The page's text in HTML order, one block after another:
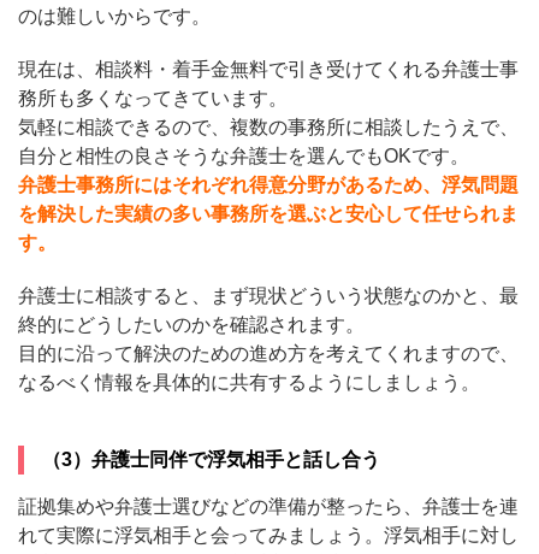
のは難しいからです。
現在は、相談料・着手金無料で引き受けてくれる弁護士事
務所も多くなってきています。
気軽に相談できるので、複数の事務所に相談したうえで、
自分と相性の良さそうな弁護士を選んでもOKです。
弁護士事務所にはそれぞれ得意分野があるため、浮気問題
を解決した実績の多い事務所を選ぶと安心して任せられま
す。
弁護士に相談すると、まず現状どういう状態なのかと、最
終的にどうしたいのかを確認されます。
目的に沿って解決のための進め方を考えてくれますので、
なるべく情報を具体的に共有するようにしましょう。
（3）弁護士同伴で浮気相手と話し合う
証拠集めや弁護士選びなどの準備が整ったら、弁護士を連
れて実際に浮気相手と会ってみましょう。浮気相手に対し